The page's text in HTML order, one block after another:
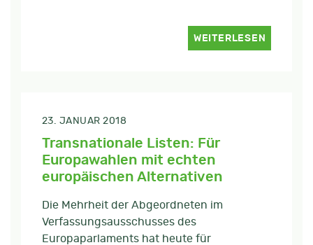
WEITERLESEN
23. JANUAR 2018
Transnationale Listen: Für
Europawahlen mit echten
europäischen Alternativen
Die Mehrheit der Abgeordneten im
Verfassungsausschusses des
Europaparlaments hat heute für